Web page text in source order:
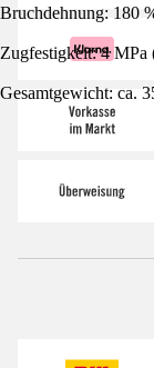
Bruchdehnung: 180
Zugfestigkeit: 4
Gesamtgewicht: ca.